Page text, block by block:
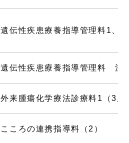
遺伝性疾患療養指導管理料1、2
遺伝性疾患療養指導管理料 注5
外来腫瘍化学療法診療料1（3床
こころの連携指導料（2）